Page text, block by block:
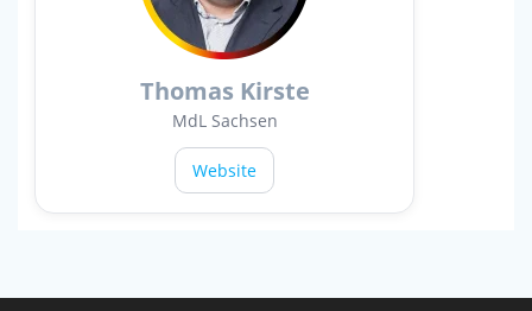
Thomas Kirste
MdL Sachsen
Website